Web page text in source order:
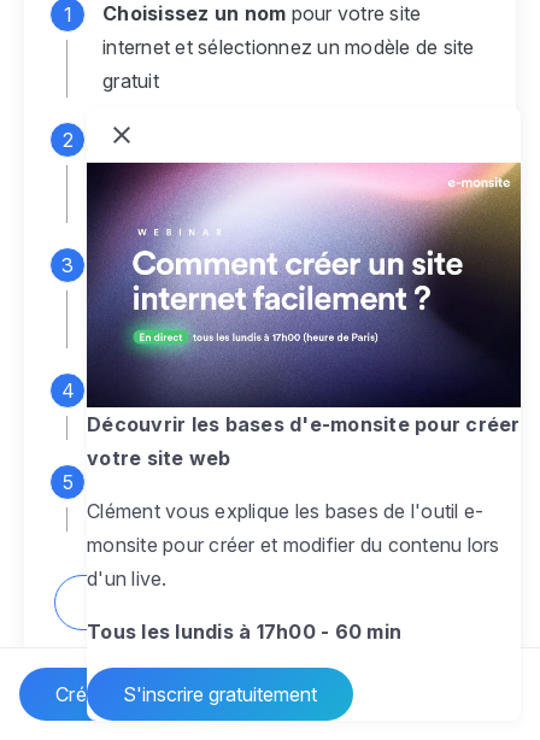
Créer un site Internet
Choisissez un nom pour votre site
internet et sélectionnez un modèle de site
gratuit
Connectez-vous
monsite gratuit pour accéder à votre
espace d'administration
Personnalisez entièrement le
designpour créer un site web sur-mesure,
à votre image
Ajoutez des pagessans limite pour
présenter votre activité, votre passion
pour rendre votre site dynamique
Découvrir les bases d'e-monsite pour créer
votre site web
Clément vous explique les bases de l'outil e-
monsite pour créer et modifier du contenu lors
d'un live.
Tous les lundis à 17h00 - 60 min
S'inscrire gratuitement